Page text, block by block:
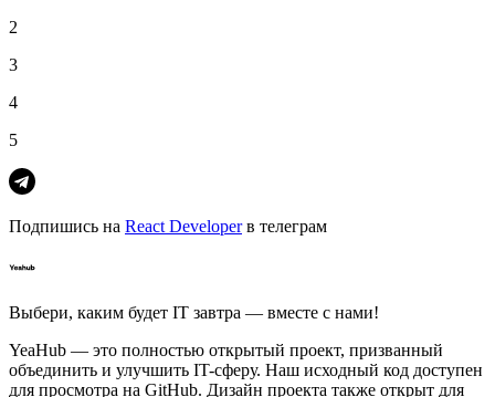
2
3
4
5
Подпишись на React Developerв телеграм
Выбери, каким будет IT завтра — вместе c нами!
YeaHub — это полностью открытый проект, призванный
объединить и улучшить IT-сферу. Наш исходный код доступен
для просмотра на GitHub. Дизайн проекта также открыт для